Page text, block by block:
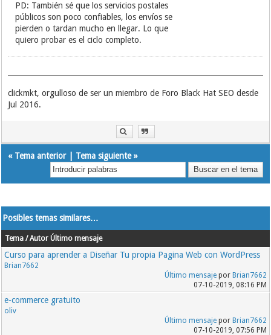
PD: También sé que los servicios postales
públicos son poco confiables, los envíos se
pierden o tardan mucho en llegar. Lo que
quiero probar es el ciclo completo.
clickmkt, orgulloso de ser un miembro de Foro Black Hat SEO desde
Jul 2016.
« Tema anterior| Tema siguiente»
Posibles temas similares…
Tema / Autor Último mensaje
Curso para aprender a Diseñar Tu propia Pagina Web con WordPress
Brian7662
Último mensajepor Brian7662
07-10-2019, 08:16 PM
e-commerce gratuito
oliv
Último mensajepor Brian7662
07-10-2019, 07:56 PM